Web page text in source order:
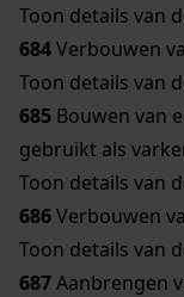
Toon details van
684Verbouwen
Toon details van
685 Bouwen van
gebruikt als
Toon details van
686Verbouwen
Toon details van
687Aanbrengen